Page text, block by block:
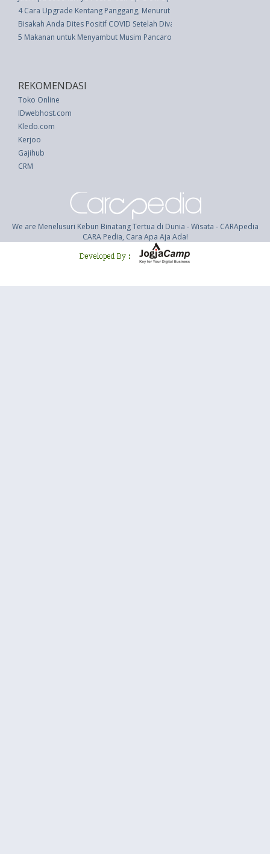
4 Cara Upgrade Kentang Panggang, Menurut Koki Profesional
Bisakah Anda Dites Positif COVID Setelah Divaksinasi?
5 Makanan untuk Menyambut Musim Pancaroba dan Mencegah Sakit
REKOMENDASI
Toko Online
IDwebhost.com
Kledo.com
Kerjoo
Gajihub
CRM
We are Menelusuri Kebun Binatang Tertua di Dunia - Wisata - CARApedia
CARA Pedia, Cara Apa Aja Ada!